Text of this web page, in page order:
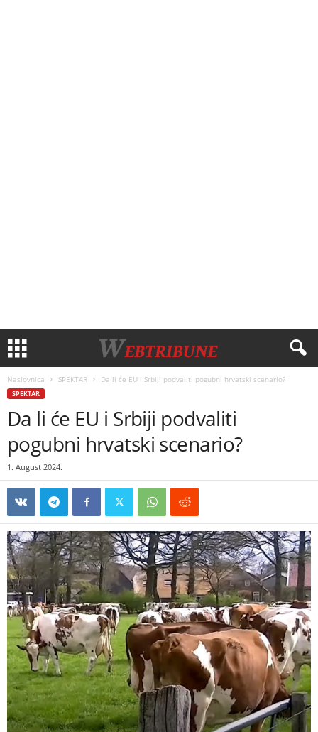
Naslovnica SPEKTAR Da li će EU i Srbiji podvaliti pogubni hrvatski scenario?
SPEKTAR
Da li će EU i Srbiji podvaliti
pogubni hrvatski scenario?
1. August 2024.